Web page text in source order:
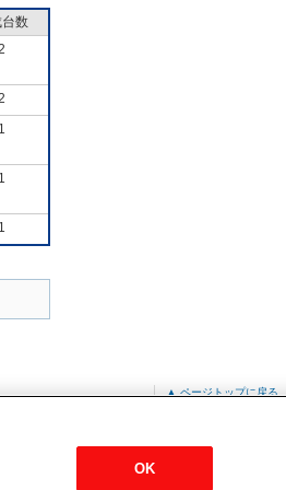
数
▲ ページトップに戻る
OK